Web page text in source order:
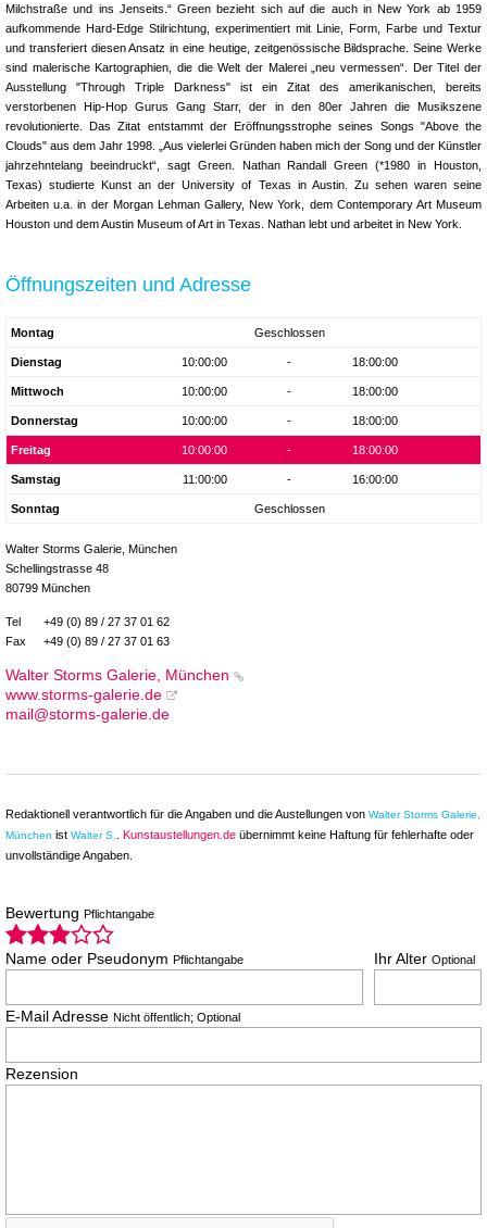
Milchstraße und ins Jenseits.“ Green bezieht sich auf die auch in New York ab 1959
aufkommende Hard-Edge Stilrichtung, experimentiert mit Linie, Form, Farbe und Textur
und transferiert diesen Ansatz in eine heutige, zeitgenössische Bildsprache. Seine Werke
sind malerische Kartographien, die die Welt der Malerei „neu vermessen“. Der Titel der
Ausstellung "Through Triple Darkness" ist ein Zitat des amerikanischen, bereits
verstorbenen Hip-Hop Gurus Gang Starr, der in den 80er Jahren die Musikszene
revolutionierte. Das Zitat entstammt der Eröffnungsstrophe seines Songs "Above the
Clouds" aus dem Jahr 1998. „Aus vielerlei Gründen haben mich der Song und der Künstler
jahrzehntelang beeindruckt“, sagt Green. Nathan Randall Green (*1980 in Houston,
Texas) studierte Kunst an der University of Texas in Austin. Zu sehen waren seine
Arbeiten u.a. in der Morgan Lehman Gallery, New York, dem Contemporary Art Museum
Houston und dem Austin Museum of Art in Texas. Nathan lebt und arbeitet in New York.
Öffnungszeiten und Adresse
Montag Geschlossen
Dienstag 10:00:00 - 18:00:00
Mittwoch 10:00:00 - 18:00:00
Donnerstag 10:00:00 - 18:00:00
Freitag 10:00:00 - 18:00:00
Samstag 11:00:00 - 16:00:00
Sonntag Geschlossen
Walter Storms Galerie, München
Schellingstrasse 48
80799 München
Tel
+49 (0) 89 / 27 37 01 62
Fax
+49 (0) 89 / 27 37 01 63
Walter Storms Galerie, München
www.storms-galerie.de
mail@storms-galerie.de
Redaktionell verantwortlich für die Angaben und die Austellungen von Walter Storms Galerie,
München ist Walter S. Kunstaustellungen.de übernimmt keine Haftung für fehlerhafte oder
unvollständige Angaben.
Bewertung Pflichtangabe
Name oder Pseudonym Pflichtangabe Ihr Alter Optional
E-Mail Adresse Nicht öffentlich; Optional
Rezension